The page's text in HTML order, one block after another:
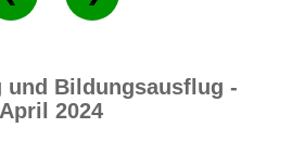
und Bildungsausflug -
2024